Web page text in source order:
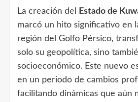
La creación del Estado de
marcó un hito significativo en
región del Golfo Pérsico,
solo su geopolítica, sino
socioeconómico. Este nuevo
en un periodo de cambios
facilitando dinámicas que aún